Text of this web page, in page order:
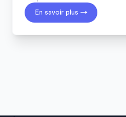
En savoir plus →